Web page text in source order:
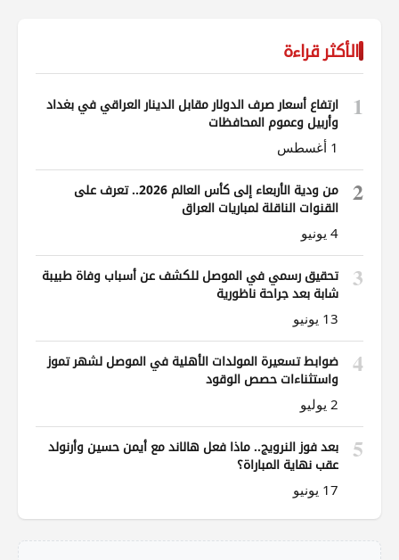
الأكثر قراءة
1
ارتفاع أسعار صرف الدولار مقابل الدينار العراقي في بغداد
وأربيل وعموم المحافظات
1 أغسطس
2
من ودية الأربعاء إلى كأس العالم 2026.. تعرف على
القنوات الناقلة لمباريات العراق
4 يونيو
3
تحقيق رسمي في الموصل للكشف عن أسباب وفاة طبيبة
شابة بعد جراحة ناظورية
13 يونيو
4
ضوابط تسعيرة المولدات الأهلية في الموصل لشهر تموز
واستثناءات حصص الوقود
2 يوليو
5
بعد فوز النرويج.. ماذا فعل هالاند مع أيمن حسين وأرنولد
عقب نهاية المباراة؟
17 يونيو